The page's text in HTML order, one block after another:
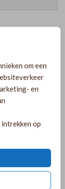
om een
en
op
Met